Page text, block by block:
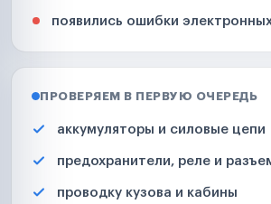
появились ошибки
ПРОВЕРЯЕМ В ПЕРВУЮ ОЧЕРЕДЬ
аккумуляторы и силовые цепи
предохранители, реле и
проводку кузова и кабины